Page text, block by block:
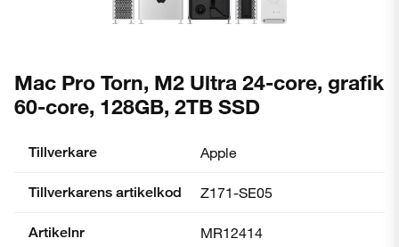
Mac Pro Torn, M2 Ultra 24-core, grafik
60-core, 128GB, 2TB SSD
Tillverkare Apple
Tillverkarens artikelkod Z171-SE05
Artikelnr MR12414